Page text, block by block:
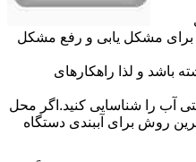
برای مشکل یابی و رفع مشکل
باشد و لذا راهکارهای
آب را ﺷﻨﺎﺳﺎﯾﯽ کنید.اﮔﺮ ﻣﺤﻞ
روش برای آببندی دستگاه